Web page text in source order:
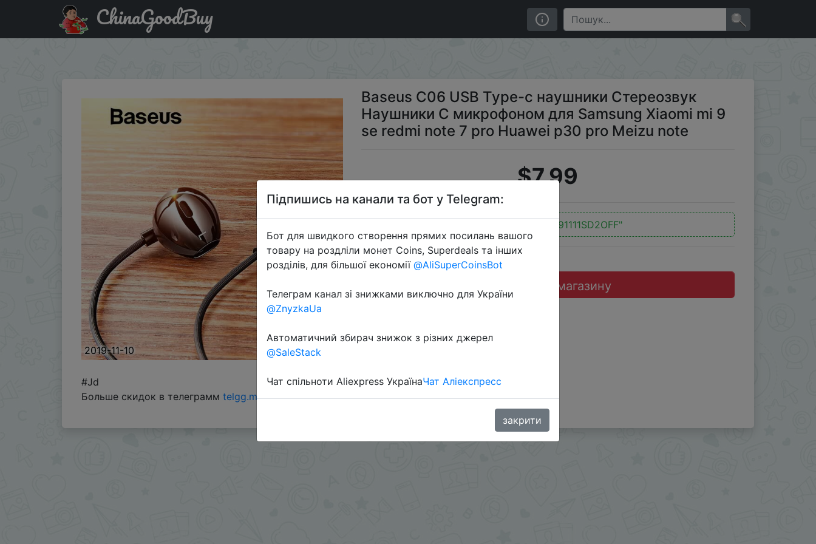
Купити по знижці 191111SD2OFF Baseus C06 USB Type-c наушники Стереозвук Наушники С микрофоном для Samsung Xiaomi mi 9 se redmi note 7 pro Huawei p30 pro
ChinaGoodBuy
2019-11-10
Baseus C06 USB Type-c наушники Стереозвук
Наушники С микрофоном для Samsung Xiaomi mi 9
se redmi note 7 pro Huawei p30 pro Meizu note
$7.99
"191111SD2OFF"
Перейти до магазину
#Jd
Больше скидок в телеграмм telgg.me/ChinaGoodBuy
Підпишись на канали та бот у Telegram:
Бот для швидкого створення прямих посилань вашого
товару на роздліли монет Coins, Superdeals та інших
розділів, для більшої економії @AliSuperCoinsBot
Телеграм канал зі знижками виключно для України
@ZnyzkaUa
Автоматичний збирач знижок з різних джерел
@SaleStack
Чат спільноти Aliexpress УкраїнаЧат Аліекспресс
закрити